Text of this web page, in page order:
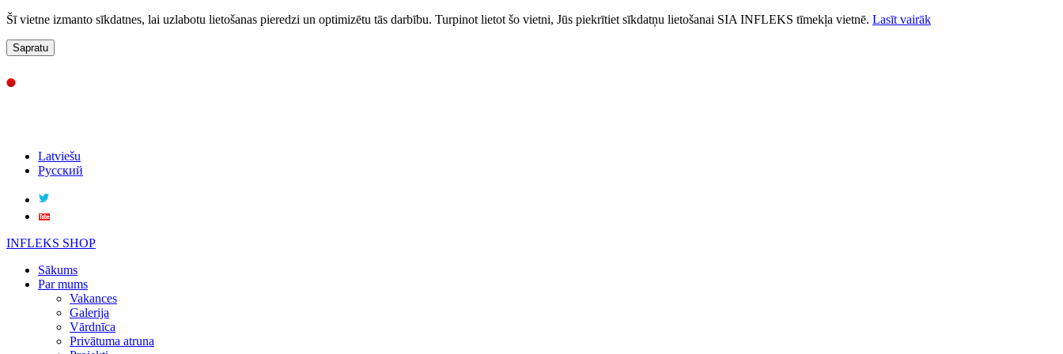
Šī vietne izmanto sīkdatnes, lai uzlabotu lietošanas pieredzi un optimizētu tās darbību. Turpinot lietot šo vietni, Jūs piekrītiet sīkdatņu lietošanai SIA INFLEKS tīmekļa vietnē. Lasīt vairāk
Sapratu
Latviešu
Русский
INFLEKS SHOP
Sākums
Par mums
Vakances
Galerija
Vārdnīca
Privātuma atruna